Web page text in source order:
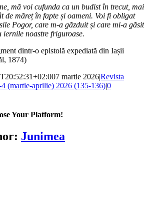
mă voi cufunda ca un budist în trecut, mai
de măreț în fapte și oameni. Voi fi obligat
Pogor, care m-a găzduit și care mi-a găsit
iernile noastre friguroase.
dintr-o epistolă expediată din Iașii
1874)
7 martie 2026|Revista
(martie-aprilie) 2026 (135-136)|0
Your Platform!
Junimea